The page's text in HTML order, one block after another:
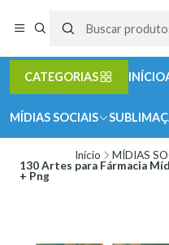
CATEGORIAS INÍCIO
MÍDIAS SOCIAIS
Início MÍDIAS
130 Artes para Fármacia
+ Png